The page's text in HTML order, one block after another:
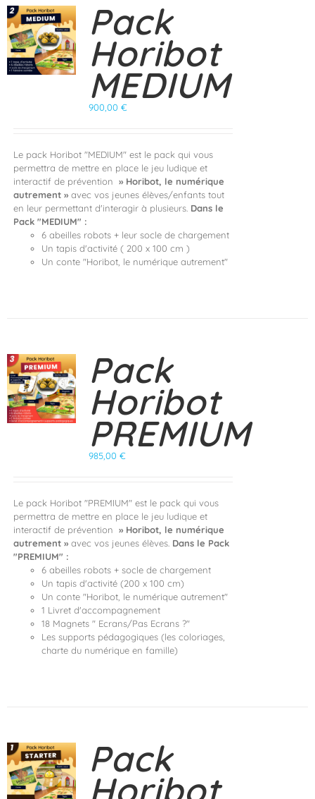
Pack
Horibot
MEDIUM
900,00 €
Le pack Horibot "MEDIUM" est le pack qui vous
permettra de mettre en place le jeu ludique et
interactif de prévention » Horibot, le numérique
autrement »avec vos jeunes élèves/enfants tout
en leur permettant d'interagir à plusieurs. Dans le
Pack "MEDIUM" :
6 abeilles robots + leur socle de chargement
Un tapis d'activité ( 200 x 100 cm )
Un conte "Horibot, le numérique autrement"
Pack
Horibot
PREMIUM
985,00 €
Le pack Horibot "PREMIUM" est le pack qui vous
permettra de mettre en place le jeu ludique et
interactif de prévention » Horibot, le numérique
autrement »avec vos jeunes élèves. Dans le Pack
"PREMIUM" :
6 abeilles robots + socle de chargement
Un tapis d'activité (200 x 100 cm)
Un conte "Horibot, le numérique autrement"
1 Livret d'accompagnement
18 Magnets " Ecrans/Pas Ecrans ?"
Les supports pédagogiques (les coloriages,
charte du numérique en famille)
Pack